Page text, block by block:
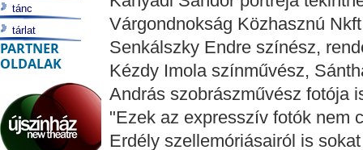
Várgondnokság Közhasznú
Senkálszky Endre színész,
Kézdy Imola színművész,
András szobrászművész fotója
"Ezek az expresszív fotók nem
Erdély szellemóriásairól is
tánc
tárlat
PARTNER
OLDALAK